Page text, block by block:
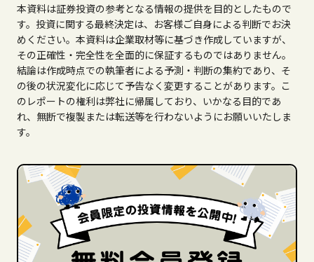
本資料は証券投資の参考となる情報の提供を目的としたもので
す。投資に関する最終決定は、お客様ご自身による判断でお決
めください。本資料は企業取材等に基づき作成していますが、
その正確性・完全性を全面的に保証するものではありません。
結論は作成時点での執筆者による予測・判断の集約であり、そ
の後の状況変化に応じて予告なく変更することがあります。こ
のレポートの権利は弊社に帰属しており、いかなる目的であ
れ、無断で複製または転送等を行わないようにお願いいたしま
す。